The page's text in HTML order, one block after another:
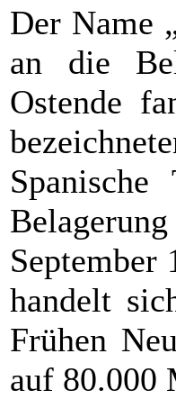
Der Name
an die
Ostende
September
handelt
Frühen
auf 80.000